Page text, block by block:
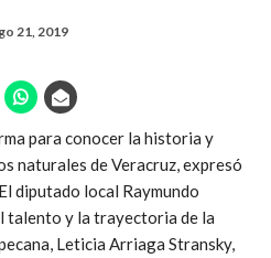
21, 2019
para conocer la historia y
naturales de Veracruz, expresó
diputado local Raymundo
talento y la trayectoria de la
Leticia Arriaga Stransky,